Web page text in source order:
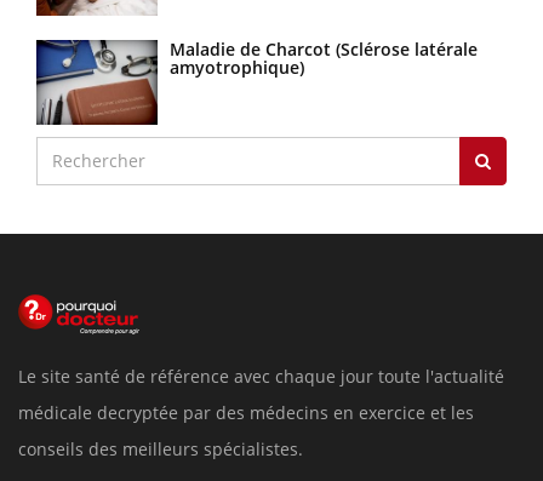
Maladie de Charcot (Sclérose latérale
amyotrophique)
Le site santé de référence avec chaque jour toute l'actualité
médicale decryptée par des médecins en exercice et les
conseils des meilleurs spécialistes.